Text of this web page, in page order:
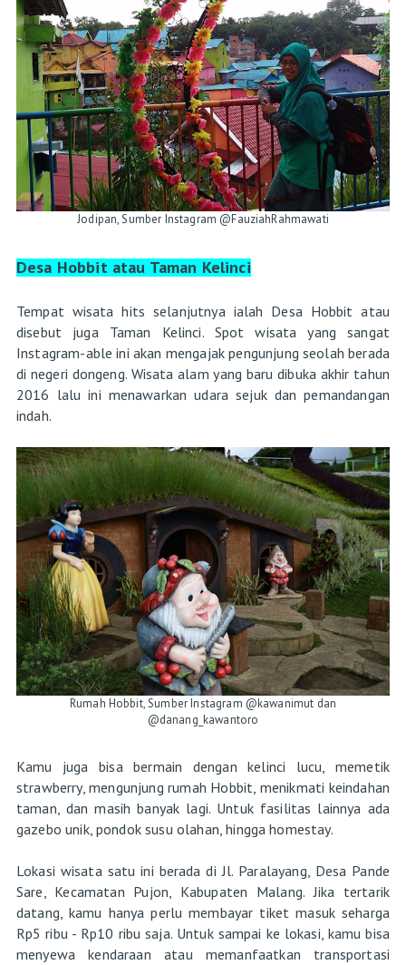
Jodipan, Sumber Instagram @FauziahRahmawati
Desa Hobbit atau Taman Kelinci
Tempat wisata hits selanjutnya ialah Desa Hobbit atau
disebut juga Taman Kelinci. Spot wisata yang sangat
Instagram-able ini akan mengajak pengunjung seolah berada
di negeri dongeng. Wisata alam yang baru dibuka akhir tahun
2016 lalu ini menawarkan udara sejuk dan pemandangan
indah.
Rumah Hobbit, Sumber Instagram @kawanimut dan
@danang_kawantoro
Kamu juga bisa bermain dengan kelinci lucu, memetik
strawberry, mengunjung rumah Hobbit, menikmati keindahan
taman, dan masih banyak lagi. Untuk fasilitas lainnya ada
gazebo unik, pondok susu olahan, hingga homestay.
Lokasi wisata satu ini berada di Jl. Paralayang, Desa Pande
Sare, Kecamatan Pujon, Kabupaten Malang. Jika tertarik
datang, kamu hanya perlu membayar tiket masuk seharga
Rp5 ribu - Rp10 ribu saja. Untuk sampai ke lokasi, kamu bisa
menyewa kendaraan atau memanfaatkan transportasi